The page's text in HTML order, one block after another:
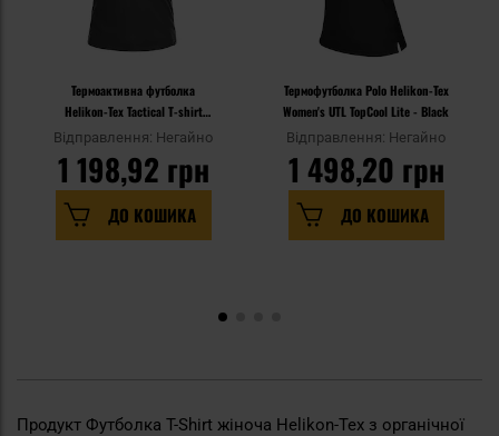
Термоактивна футболка
Helikon-Tex Tactical T-shirt
TopCool - Black
Відправлення: Негайно
1 198,92 грн
ДО КОШИКА
Термофутболка Polo Helikon-Tex
Women's UTL TopCool Lite - Black
Відправлення: Негайно
1 498,20 грн
ДО КОШИКА
Продукт Футболка T-Shirt жіноча Helikon-Tex з органічної